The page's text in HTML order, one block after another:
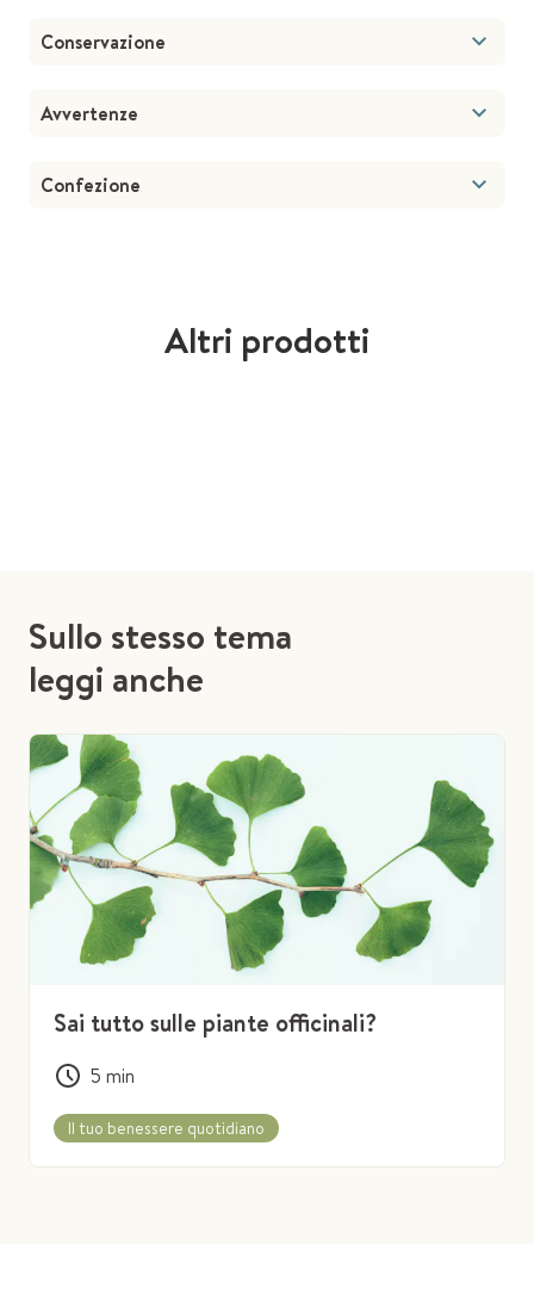
Conservazione
Avvertenze
Confezione
Altri prodotti
Sullo stesso tema
leggi anche
Sai tutto sulle piante officinali?
5 min
Il tuo benessere quotidiano